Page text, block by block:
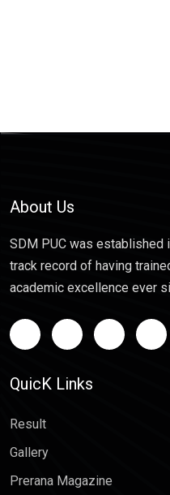
About Us
SDM PUC was established
track record of having
academic excellence ever
QuicK Links
Result
Gallery
Prerana Magazine